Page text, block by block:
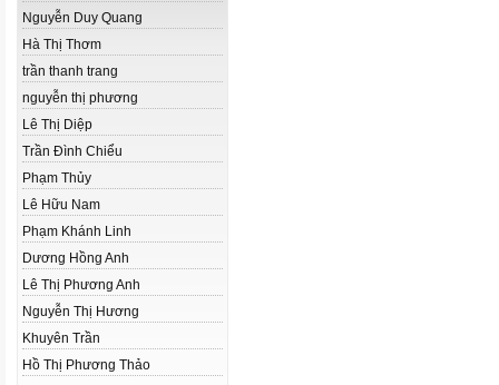
Nguyễn Duy Quang
Hà Thị Thơm
trần thanh trang
nguyễn thị phương
Lê Thị Diệp
Trần Đình Chiểu
Phạm Thủy
Lê Hữu Nam
Phạm Khánh Linh
Dương Hồng Anh
Lê Thị Phương Anh
Nguyễn Thị Hương
Khuyên Trần
Hồ Thị Phương Thảo